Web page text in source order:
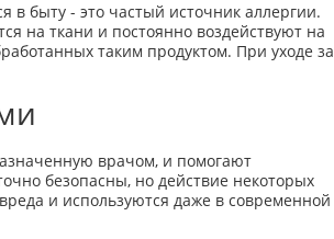
в быту - это частый источник аллергии.
на ткани и постоянно воздействуют на
таким продуктом. При уходе за
врачом, и помогают
безопасны, но действие некоторых
и используются даже в современной